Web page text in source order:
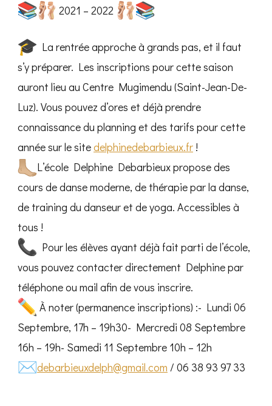
2021 – 2022
La rentrée approche à grands pas, et il faut
s’y préparer. Les inscriptions pour cette saison
auront lieu au Centre Mugimendu (Saint-Jean-De-
Luz). Vous pouvez d’ores et déjà prendre
connaissance du planning et des tarifs pour cette
année sur le sitedelphinedebarbieux.fr !
L’école Delphine Debarbieux propose des
cours de danse moderne, de thérapie par la danse,
de training du danseur et de yoga. Accessibles à
tous !
Pour les élèves ayant déjà fait parti de l’école,
vous pouvez contacter directement Delphine par
téléphone ou mail afin de vous inscrire.
À noter (permanence inscriptions) :- Lundi 06
Septembre, 17h – 19h30- Mercredi 08 Septembre
16h – 19h- Samedi 11 Septembre 10h – 12h
debarbieuxdelph@gmail.com / 06 38 93 97 33